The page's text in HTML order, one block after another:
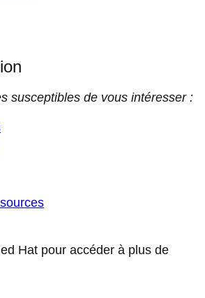
susceptibles de vous intéresser :
Hat pour accéder à plus de